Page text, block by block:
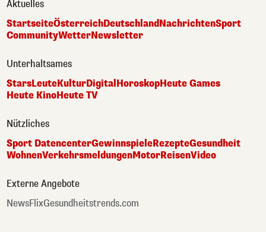
Aktuelles
StartseiteÖsterreichDeutschlandNachrichtenSport
CommunityWetterNewsletter
Unterhaltsames
StarsLeuteKulturDigitalHoroskopHeute Games
Heute KinoHeute TV
Nützliches
Sport DatencenterGewinnspieleRezepteGesundheit
WohnenVerkehrsmeldungenMotorReisenVideo
Externe Angebote
NewsFlixGesundheitstrends.com